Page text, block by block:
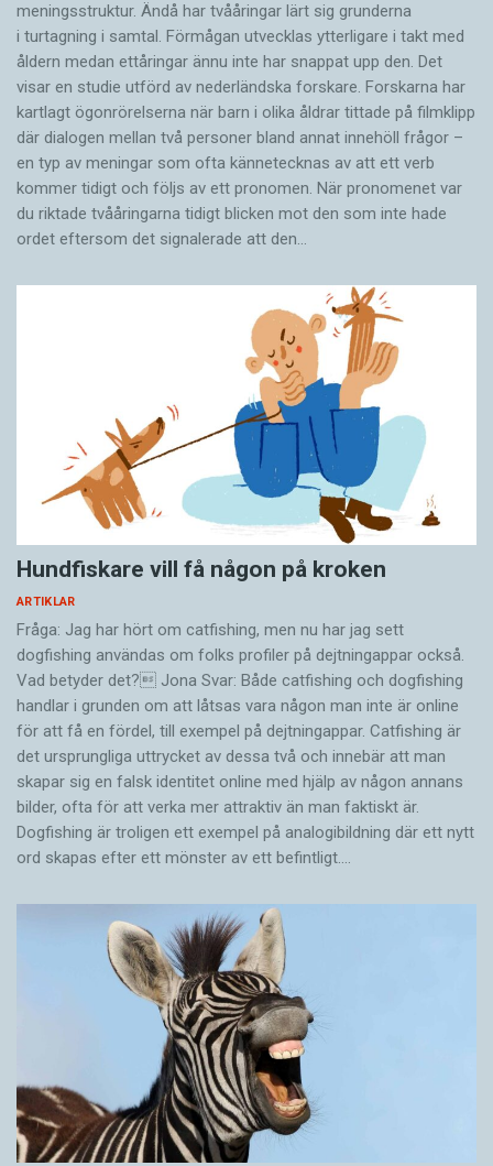
meningsstruktur. Ändå har tvååringar lärt sig grunderna
i turtagning i samtal. Förmågan utvecklas ytterligare i takt med
åldern medan ettåringar ännu inte har snappat upp den. Det
visar en studie utförd av nederländska forskare. Forskarna har
kartlagt ögonrörelserna när barn i olika åldrar tittade på filmklipp
där dialogen mellan två personer bland annat innehöll frågor –
en typ av meningar som ofta kännetecknas av att ett verb
kommer tidigt och följs av ett pronomen. När pronomenet var
du riktade tvååringarna tidigt blicken mot den som inte hade
ordet eftersom det ­signalerade att den…
Hundfiskare vill få någon på kroken
ARTIKLAR
Fråga: Jag har hört om catfishing, men nu har jag sett
dogfishing användas om folks profiler på dejtningappar också.
Vad betyder det? Jona Svar: Både catfishing och dogfishing
handlar i grunden om att låtsas vara någon man inte är online
för att få en fördel, till exempel på dejtningappar. Catfishing är
det ursprungliga uttrycket av dessa två och innebär att man
skapar sig en falsk identitet online med hjälp av någon annans
bilder, ofta för att verka mer attraktiv än man faktiskt är.
Dogfishing är troligen ett exempel på analogibildning där ett nytt
ord skapas efter ett mönster av ett befintligt.…